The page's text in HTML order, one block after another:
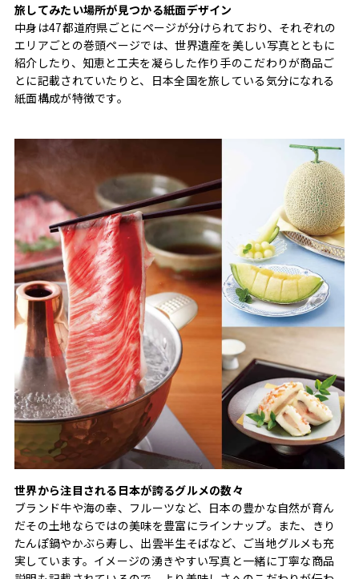
旅してみたい場所が見つかる紙面デザイン
中身は47都道府県ごとにページが分けられており、それぞれの
エリアごとの巻頭ページでは、世界遺産を美しい写真とともに
紹介したり、知恵と工夫を凝らした作り手のこだわりが商品ご
とに記載されていたりと、日本全国を旅している気分になれる
紙面構成が特徴です。
世界から注目される日本が誇るグルメの数々
ブランド牛や海の幸、フルーツなど、日本の豊かな自然が育ん
だその土地ならではの美味を豊富にラインナップ。また、きり
たんぽ鍋やかぶら寿し、出雲半生そばなど、ご当地グルメも充
実しています。イメージの湧きやすい写真と一緒に丁寧な商品